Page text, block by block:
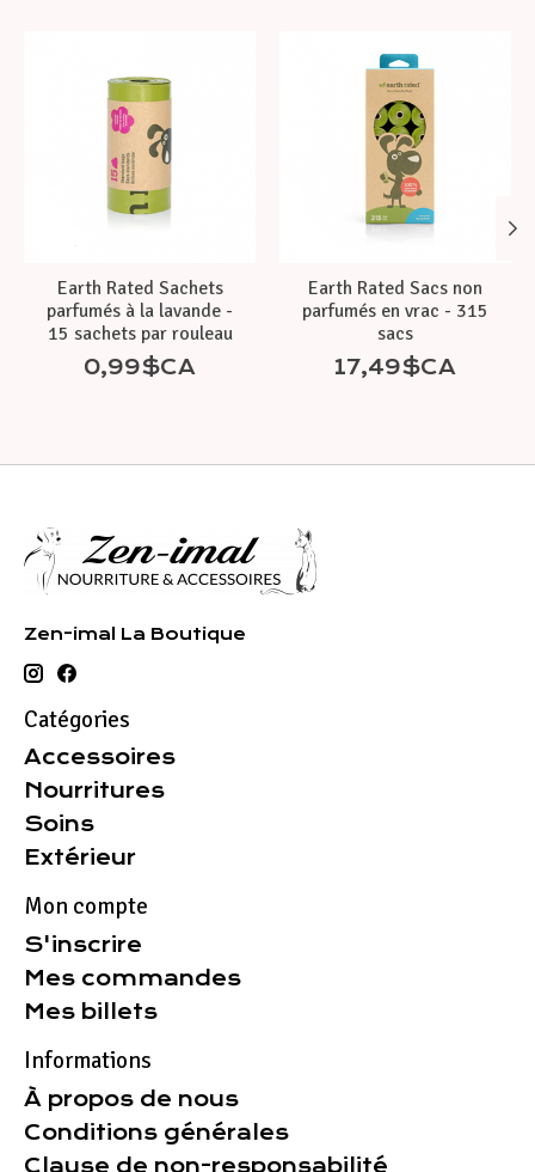
Earth Rated Sachets
parfumés à la lavande -
15 sachets par rouleau
0,99$CA
Earth Rated Sacs non
parfumés en vrac - 315
sacs
17,49$CA
Zen-imal La Boutique
Catégories
Accessoires
Nourritures
Soins
Extérieur
Mon compte
S'inscrire
Mes commandes
Mes billets
Informations
À propos de nous
Conditions générales
Clause de non-responsabilité